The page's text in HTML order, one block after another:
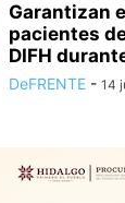
Garantizan
pacientes
DIFH
DeFRENTE - 14